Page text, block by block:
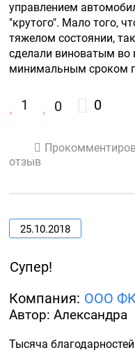
управлением
"крутого". Мало того,
тяжелом состоянии,
сделали виноватым во
минимальным сроком
1 0 0
отзыв
25.10.2018
Супер!
Компания: ООО ФК
Автор: Александра
Тысяча